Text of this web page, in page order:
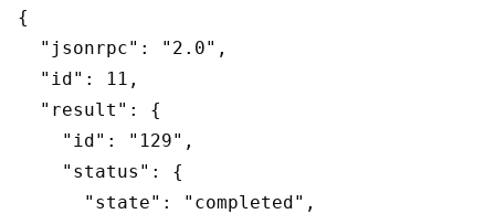
{
  "jsonrpc": "2.0",
  "id": 11,
  "result": {
    "id": "129",
    "status": {
      "state": "completed",